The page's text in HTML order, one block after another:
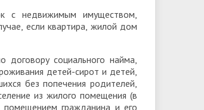
с недвижимым имуществом,
если квартира, жилой дом
социального найма,
детей-сирот и детей,
без попечения родителей,
из жилого помещения (в
гражданина и его